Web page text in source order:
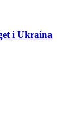
i Ukraina